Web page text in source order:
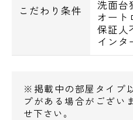
フレッツ光
駅 / 徒歩１０分
都営浅草線 戸越駅
こだわり条件
洗面台
オート
保証人
インタ
※掲載中の部屋タイプ
プがある場合がござい
せ下さい。
お問